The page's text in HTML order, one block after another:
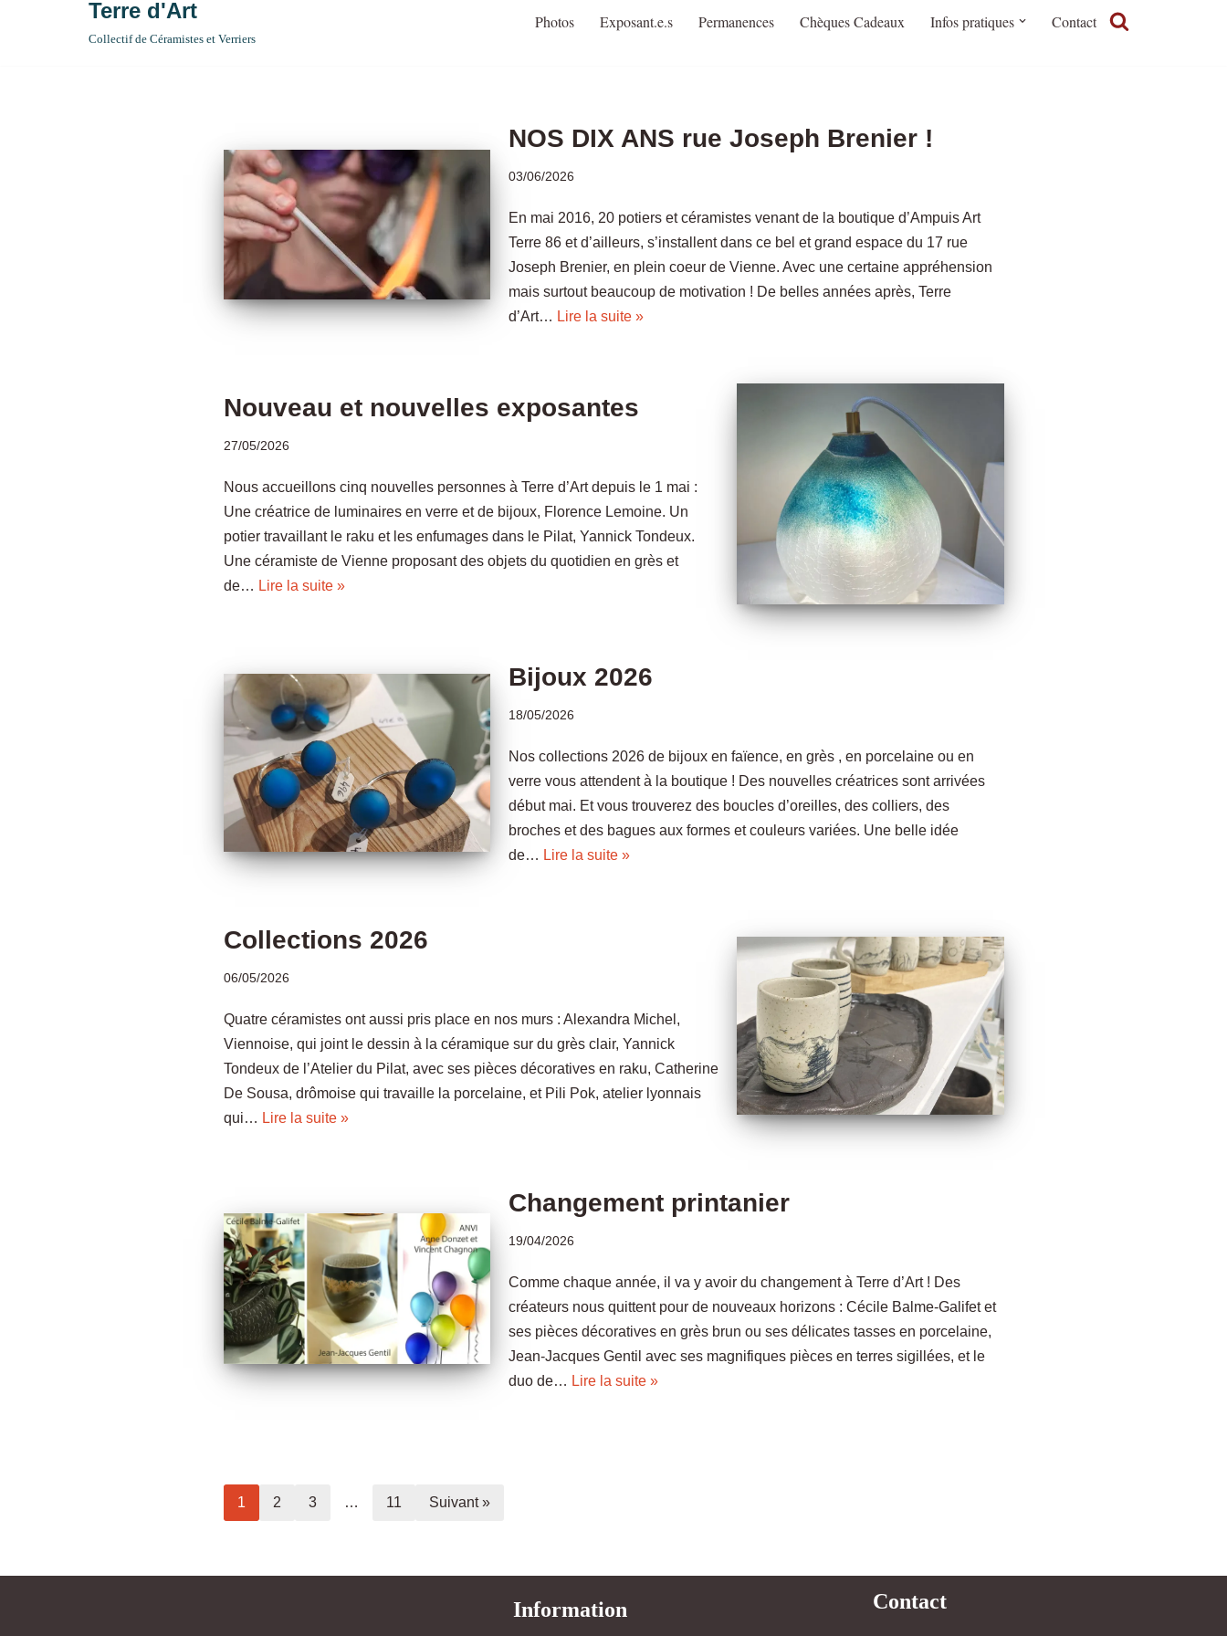
Terre d'Art
Collectif de Céramistes et Verriers
Photos Exposant.e.s Permanences Chèques Cadeaux Infos pratiques Contact
NOS DIX ANS rue Joseph Brenier !
03/06/2026
En mai 2016, 20 potiers et céramistes venant de la boutique d’Ampuis Art
Terre 86 et d’ailleurs, s’installent dans ce bel et grand espace du 17 rue
Joseph Brenier, en plein coeur de Vienne. Avec une certaine appréhension
mais surtout beaucoup de motivation ! De belles années après, Terre
d’Art… Lire la suite »
Nouveau et nouvelles exposantes
27/05/2026
Nous accueillons cinq nouvelles personnes à Terre d’Art depuis le 1 mai :
Une créatrice de luminaires en verre et de bijoux, Florence Lemoine. Un
potier travaillant le raku et les enfumages dans le Pilat, Yannick Tondeux.
Une céramiste de Vienne proposant des objets du quotidien en grès et
de… Lire la suite »
Bijoux 2026
18/05/2026
Nos collections 2026 de bijoux en faïence, en grès , en porcelaine ou en
verre vous attendent à la boutique ! Des nouvelles créatrices sont arrivées
début mai. Et vous trouverez des boucles d’oreilles, des colliers, des
broches et des bagues aux formes et couleurs variées. Une belle idée
de… Lire la suite »
Collections 2026
06/05/2026
Quatre céramistes ont aussi pris place en nos murs : Alexandra Michel,
Viennoise, qui joint le dessin à la céramique sur du grès clair, Yannick
Tondeux de l’Atelier du Pilat, avec ses pièces décoratives en raku, Catherine
De Sousa, drômoise qui travaille la porcelaine, et Pili Pok, atelier lyonnais
qui… Lire la suite »
Changement printanier
19/04/2026
Comme chaque année, il va y avoir du changement à Terre d’Art ! Des
créateurs nous quittent pour de nouveaux horizons : Cécile Balme-Galifet et
ses pièces décoratives en grès brun ou ses délicates tasses en porcelaine,
Jean-Jacques Gentil avec ses magnifiques pièces en terres sigillées, et le
duo de… Lire la suite »
1 2 3 … 11 Suivant »
Information Contact